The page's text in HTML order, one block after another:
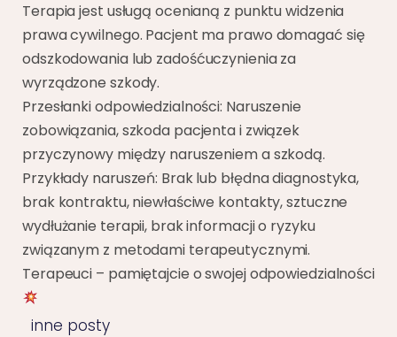
Terapia jest usługą ocenianą z punktu widzenia
prawa cywilnego. Pacjent ma prawo domagać się
odszkodowania lub zadośćuczynienia za
wyrządzone szkody.
Przesłanki odpowiedzialności: Naruszenie
zobowiązania, szkoda pacjenta i związek
przyczynowy między naruszeniem a szkodą.
Przykłady naruszeń: Brak lub błędna diagnostyka,
brak kontraktu, niewłaściwe kontakty, sztuczne
wydłużanie terapii, brak informacji o ryzyku
związanym z metodami terapeutycznymi.
Terapeuci – pamiętajcie o swojej odpowiedzialności
inne posty